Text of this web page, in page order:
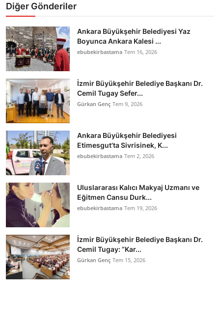
Diğer Gönderiler
Ankara Büyükşehir Belediyesi Yaz
Boyunca Ankara Kalesi ...
ebubekirbastama Tem 16, 2026
İzmir Büyükşehir Belediye Başkanı Dr.
Cemil Tugay Sefer...
Gürkan Genç Tem 9, 2026
Ankara Büyükşehir Belediyesi
Etimesgut’ta Sivrisinek, K...
ebubekirbastama Tem 2, 2026
Uluslararası Kalıcı Makyaj Uzmanı ve
Eğitmen Cansu Durk...
ebubekirbastama Tem 19, 2026
İzmir Büyükşehir Belediye Başkanı Dr.
Cemil Tugay: “Kar...
Gürkan Genç Tem 15, 2026